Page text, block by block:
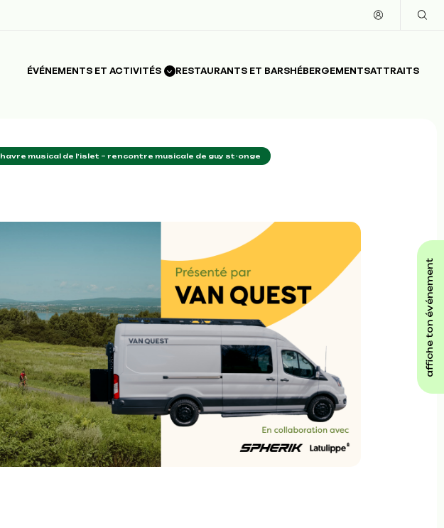
ÉVÉNEMENTS ET ACTIVITÉS RESTAURANTS ET BARSHÉBERGEMENTSATTRAITS
affiche ton événement
havre musical de l’islet – rencontre musicale de guy st-onge